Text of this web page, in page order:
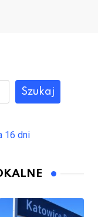
Szukaj
16 dni